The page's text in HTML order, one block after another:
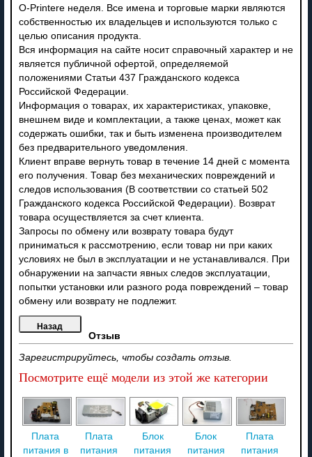
O-Printere неделя. Все имена и торговые марки являются
собственностью их владельцев и используются только с
целью описания продукта.
Вся информация на сайте носит справочный характер и не
является публичной офертой, определяемой
положениями Статьи 437 Гражданского кодекса
Российской Федерации.
Информация о товарах, их характеристиках, упаковке,
внешнем виде и комплектации, а также ценах, может как
содержать ошибки, так и быть изменена производителем
без предварительного уведомления.
Клиент вправе вернуть товар в течение 14 дней с момента
его получения. Товар без механических повреждений и
следов использования (В соответствии со статьей 502
Гражданского кодекса Российской Федерации). Возврат
товара осуществляется за счет клиента.
Запросы по обмену или возврату товара будут
приниматься к рассмотрению, если товар ни при каких
условиях не был в эксплуатации и не устанавливался. При
обнаружении на запчасти явных следов эксплуатации,
попытки установки или разного рода повреждений – товар
обмену или возврату не подлежит.
Отзыв
Зарегистрируйтесь, чтобы создать отзыв.
Посмотрите ещё модели из этой же категории
Плата
питания в
Плата
питания
Блок
питания
Блок
питания
Плата
питания